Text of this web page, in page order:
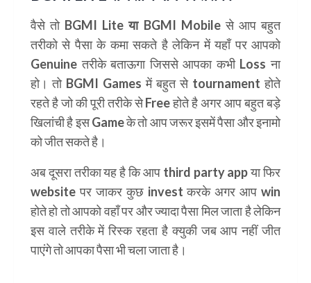
वैसे तो BGMI Lite या BGMI Mobileसे आप बहुत
तरीको से पैसा के कमा सकते है लेकिन में यहाँ पर आपको
Genuine तरीके बताऊगा जिससे आपका कभी Loss ना
हो। तोBGMI Games में बहुत से tournament होते
रहते है जो की पूरी तरीके से Free होते है अगर आप बहुत बड़े
खिलांची है इस Game के तो आप जरूर इसमें पैसा और इनामो
को जीत सकते है।
अब दूसरा तरीका यह है कि आपthird party appया फिर
website पर जाकर कुछ invest करके अगर आप win
होते हो तो आपको वहाँ पर और ज्यादा पैसा मिल जाता है लेकिन
इस वाले तरीके में रिस्क रहता है क्युकी जब आप नहीं जीत
पाएंगे तो आपका पैसा भी चला जाता है।